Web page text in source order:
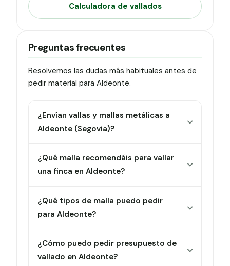
Calculadora de vallados
Preguntas frecuentes
Resolvemos las dudas más habituales antes de
pedir material para Aldeonte.
¿Envían vallas y mallas metálicas a
Aldeonte (Segovia)?
¿Qué malla recomendáis para vallar
una finca en Aldeonte?
¿Qué tipos de malla puedo pedir
para Aldeonte?
¿Cómo puedo pedir presupuesto de
vallado en Aldeonte?